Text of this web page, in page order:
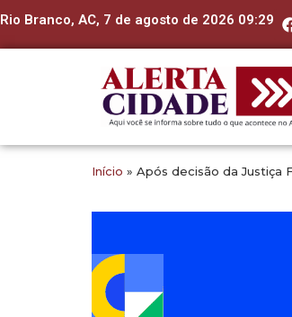
Rio Branco, AC, 7 de agosto de 2026 09:29
Início » Após decisão da Justiça